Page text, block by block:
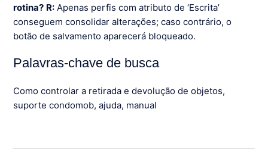
rotina? R: Apenas perfis com atributo de ‘Escrita’
conseguem consolidar alterações; caso contrário, o
botão de salvamento aparecerá bloqueado.
Palavras-chave de busca
Como controlar a retirada e devolução de objetos,
suporte condomob, ajuda, manual